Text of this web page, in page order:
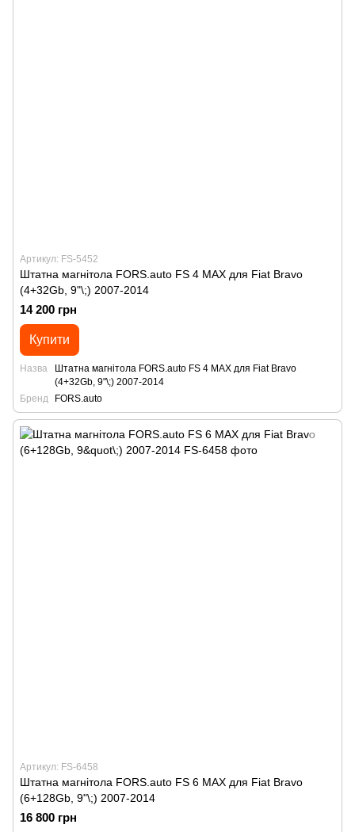
Артикул: FS-5452
Штатна магнітола FORS.auto FS 4 MAX для Fiat Bravo
(4+32Gb, 9"\;) 2007-2014
14 200 грн
Купити
Назва
Штатна магнітола FORS.auto FS 4 MAX для Fiat Bravo
(4+32Gb, 9"\;) 2007-2014
Бренд
FORS.auto
Артикул: FS-6458
Штатна магнітола FORS.auto FS 6 MAX для Fiat Bravo
(6+128Gb, 9"\;) 2007-2014
16 800 грн